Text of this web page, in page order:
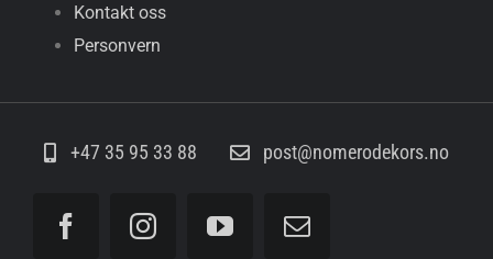
Kontakt oss
Personvern
+47 35 95 33 88 post@nomerodekors.no